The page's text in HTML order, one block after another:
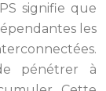
signifie que
les
pénétrer à